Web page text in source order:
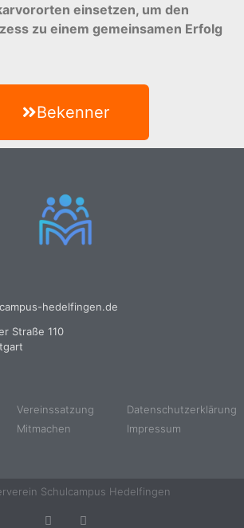
einsetzen, um den
zu einem gemeinsamen Erfolg
Bekenner
hedelfingen.de
Straße 110
Vereinssatzung
Mitmachen
Datenschutzerklärung
Impressum
Schulcampus Hedelfingen